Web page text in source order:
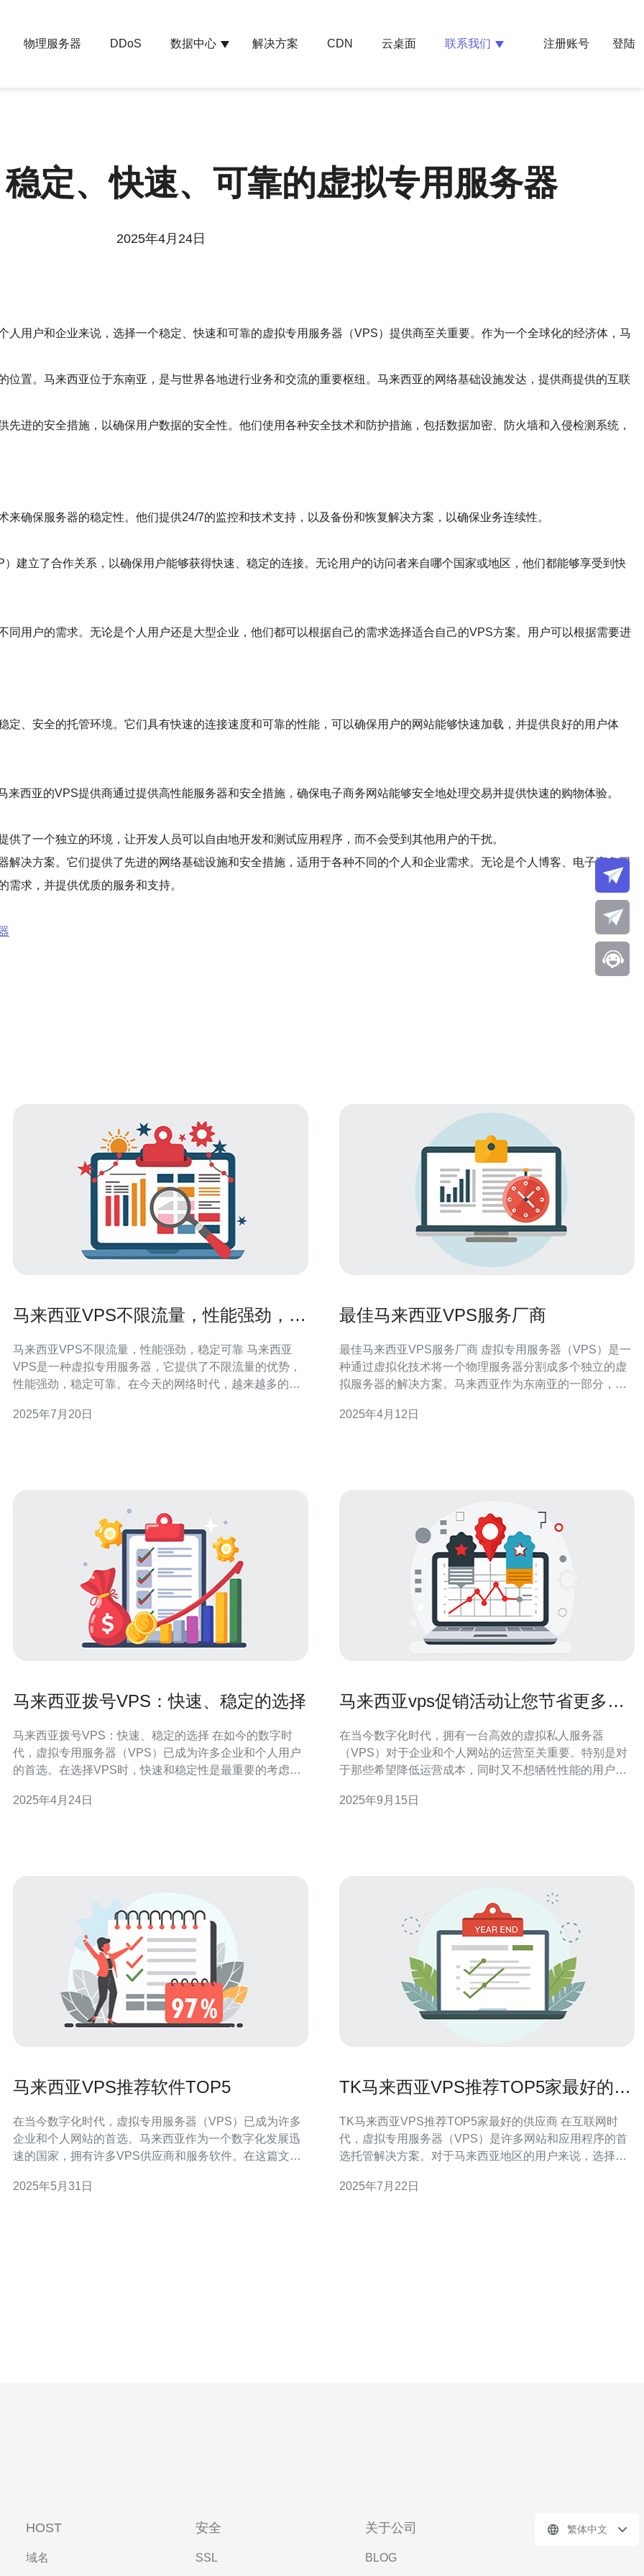
物理服务器 DDoS 数据中心 解决方案 CDN 云桌面 联系我们 注册账号 登陆
定、快速、可靠的虚拟专用服务器
2025年4月24日
人用户和企业来说，选择一个稳定、快速和可靠的虚拟专用服务器（VPS）提供商至关重要。作为一个全球化的经济体，马
置。马来西亚位于东南亚，是与世界各地进行业务和交流的重要枢纽。马来西亚的网络基础设施发达，提供商提供的互联
进的安全措施，以确保用户数据的安全性。他们使用各种安全技术和防护措施，包括数据加密、防火墙和入侵检测系统，
确保服务器的稳定性。他们提供24/7的监控和技术支持，以及备份和恢复解决方案，以确保业务连续性。
建立了合作关系，以确保用户能够获得快速、稳定的连接。无论用户的访问者来自哪个国家或地区，他们都能够享受到快
用户的需求。无论是个人用户还是大型企业，他们都可以根据自己的需求选择适合自己的VPS方案。用户可以根据需要进
、安全的托管环境。它们具有快速的连接速度和可靠的性能，可以确保用户的网站能够快速加载，并提供良好的用户体
西亚的VPS提供商通过提供高性能服务器和安全措施，确保电子商务网站能够安全地处理交易并提供快速的购物体验。
了一个独立的环境，让开发人员可以自由地开发和测试应用程序，而不会受到其他用户的干扰。
决方案。它们提供了先进的网络基础设施和安全措施，适用于各种不同的个人和企业需求。无论是个人博客、电子商务网
求，并提供优质的服务和支持。
马来西亚VPS不限流量，性能强劲，稳
马来西亚VPS不限流量，性能强劲，稳定可靠 马来西亚
VPS是一种虚拟专用服务器，它提供了不限流量的优势，
性能强劲，稳定可靠。在今天的网络时代，越来越多的企
据，而马来西亚VPS正是一个不错的选择。 马来西亚VPS
2025年7月20日
最佳马来西亚VPS服务厂商
最佳马来西亚VPS服务厂商 虚拟专用服务器（VPS）是一
种通过虚拟化技术将一个物理服务器分割成多个独立的虚
拟服务器的解决方案。马来西亚作为东南亚的一部分，具
市场。本文将介绍最佳的马来西亚VPS服务厂商，帮助您
2025年4月12日
马来西亚拨号VPS：快速、稳定的选择
马来西亚拨号VPS：快速、稳定的选择 在如今的数字时
代，虚拟专用服务器（VPS）已成为许多企业和个人用户
的首选。在选择VPS时，快速和稳定性是最重要的考虑因
户提供了快速、稳定的网络连接和服务器性能。 马来西亚
2025年4月24日
马来西亚vps促销活动让您节省更多成
在当今数字化时代，拥有一台高效的虚拟私人服务器
（VPS）对于企业和个人网站的运营至关重要。特别是对
于那些希望降低运营成本，同时又不想牺牲性能的用户来
择。 首先，VPS的优势在于它提供了独立的资源，与共享
2025年9月15日
马来西亚VPS推荐软件TOP5
在当今数字化时代，虚拟专用服务器（VPS）已成为许多
企业和个人网站的首选。马来西亚作为一个数字化发展迅
速的国家，拥有许多VPS供应商和服务软件。在这篇文章
件，帮助您选择适合自己需求的VPS软件。 蓝海互联是马
2025年5月31日
TK马来西亚VPS推荐TOP5家最好的供
TK马来西亚VPS推荐TOP5家最好的供应商 在互联网时
代，虚拟专用服务器（VPS）是许多网站和应用程序的首
选托管解决方案。对于马来西亚地区的用户来说，选择一
2025年7月22日
HOST
域名
安全
SSL
关于公司
BLOG
繁体中文